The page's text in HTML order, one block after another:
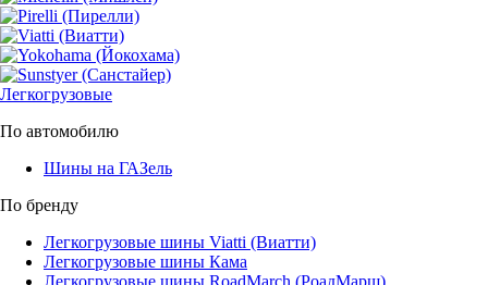
Легкогрузовые
По автомобилю
Шины на ГАЗель
По бренду
Легкогрузовые шины Viatti (Виатти)
Легкогрузовые шины Кама
Легкогрузовые шины RoadMarch (РоадМарш)